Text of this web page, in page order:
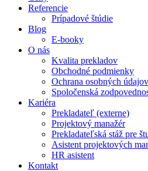
Referencie
Prípadové štúdie
Blog
E-booky
O nás
Kvalita prekladov
Obchodné podmienky
Ochrana osobných údajov
Spoločenská
Kariéra
Prekladateľ (externe)
Projektový manažér
Prekladateľská stáž pre
Asistent projektových
HR asistent
Kontakt